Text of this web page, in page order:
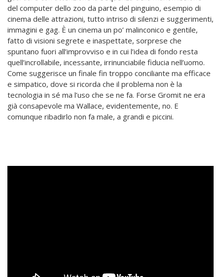
del computer dello zoo da parte del pinguino, esempio di
cinema delle attrazioni, tutto intriso di silenzi e suggerimenti,
immagini e gag. È un cinema un po’ malinconico e gentile,
fatto di visioni segrete e inaspettate, sorprese che
spuntano fuori all’improvviso e in cui l’idea di fondo resta
quell’incrollabile, incessante, irrinunciabile fiducia nell’uomo.
Come suggerisce un finale fin troppo conciliante ma efficace
e simpatico, dove si ricorda che il problema non è la
tecnologia in sé ma l’uso che se ne fa. Forse Gromit ne era
già consapevole ma Wallace, evidentemente, no. E
comunque ribadirlo non fa male, a grandi e piccini.